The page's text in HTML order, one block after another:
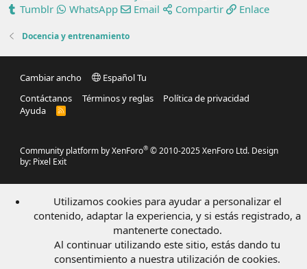
Tumblr
WhatsApp Email Compartir Enlace
Docencia y entrenamiento
Cambiar ancho
Español Tu
Contáctanos
Términos y reglas
Política de privacidad
Ayuda
R
S
Community platform by XenForo® © 2010-2025 XenForo Ltd. Design
by: Pixel Exit
Utilizamos cookies para ayudar a personalizar el
contenido, adaptar la experiencia, y si estás registrado, a
mantenerte conectado.
Al continuar utilizando este sitio, estás dando tu
consentimiento a nuestra utilización de cookies.